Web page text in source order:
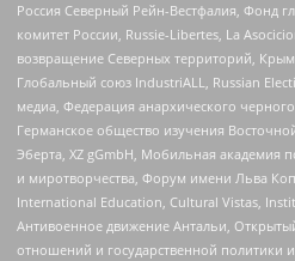
Россия Северный Рейн-Вестфалия, Фонд
комитет России, Russie-Libertes, La
возвращение Северных территорий,
Глобальный союз IndustriALL, Russian
медиа, Федерация анархического
Германское общество изучения
Эберта, XZ gGmbH, Мобильная академия
и миротворчества, Форум имени Льва
International Education, Cultural Vistas,
Антивоенное движение Антальи,
отношений и государственной политики